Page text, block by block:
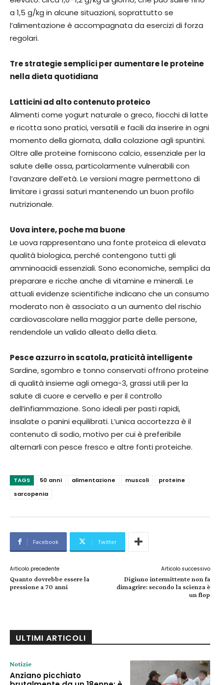
a 1,5 g/kg in alcune situazioni, soprattutto se
l’alimentazione è accompagnata da esercizi di forza
regolari.
Tre strategie semplici per aumentare le proteine
nella dieta quotidiana
Latticini ad alto contenuto proteico
Alimenti come yogurt naturale o greco, fiocchi di latte
e ricotta sono pratici, versatili e facili da inserire in ogni
momento della giornata, dalla colazione agli spuntini.
Oltre alle proteine forniscono calcio, essenziale per la
salute delle ossa, particolarmente vulnerabili con
l’avanzare dell’età. Le versioni magre permettono di
limitare i grassi saturi mantenendo un buon profilo
nutrizionale.
Uova intere, poche ma buone
Le uova rappresentano una fonte proteica di elevata
qualità biologica, perché contengono tutti gli
amminoacidi essenziali. Sono economiche, semplici da
preparare e ricche anche di vitamine e minerali. Le
attuali evidenze scientifiche indicano che un consumo
moderato non è associato a un aumento del rischio
cardiovascolare nella maggior parte delle persone,
rendendole un valido alleato della dieta.
Pesce azzurro in scatola, praticità intelligente
Sardine, sgombro e tonno conservati offrono proteine
di qualità insieme agli omega-3, grassi utili per la
salute di cuore e cervello e per il controllo
dell’infiammazione. Sono ideali per pasti rapidi,
insalate o panini equilibrati. L’unica accortezza è il
contenuto di sodio, motivo per cui è preferibile
alternarli con pesce fresco e altre fonti proteiche.
TAGS 50 anni alimentazione muscoli
proteine
sarcopenia
Facebook Twitter
Articolo precedente
Quanto dovrebbe essere la
pressione a 70 anni
Articolo successivo
Digiuno intermittente non fa
dimagrire: secondo la scienza è
un flop
ULTIMI ARTICOLI
Notizie
Anziano picchiato